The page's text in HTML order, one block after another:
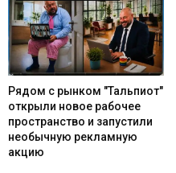
Рядом с рынком "Тальпиот"
открыли новое рабочее
пространство и запустили
необычную рекламную
акцию